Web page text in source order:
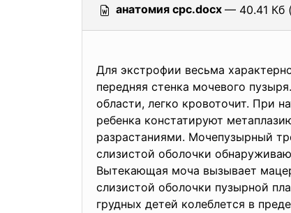
анатомия срс.docx — 40.41 Кб (
Для экстрофии весьма
передняя стенка мочевого
области, легко кровоточит. При
ребенка констатируют
разрастаниями. Мочепузырный
слизистой оболочки
Вытекающая моча вызывает
слизистой оболочки пузырной
груд­ных детей колеблется в